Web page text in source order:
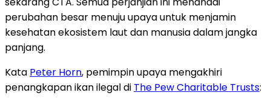
perubahan besar menuju upaya untuk menjamin
kesehatan ekosistem laut dan manusia dalam jangka
panjang.
Kata Peter Horn, pemimpin upaya mengakhiri
penangkapan ikan ilegal di The Pew Charitable Trusts: